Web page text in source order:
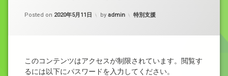
Posted on 2020年5月11日
Updated on 2020年5月21日
by admin カテゴリー:
特別支援
このコンテンツはアクセスが制限されています。閲覧す
るには以下にパスワードを入力してください。